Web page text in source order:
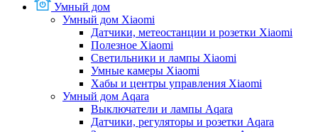
Умный дом
Умный дом Xiaomi
Датчики, метеостанции и розетки Xiaomi
Полезное Xiaomi
Светильники и лампы Xiaomi
Умные камеры Xiaomi
Хабы и центры управления Xiaomi
Умный дом Aqara
Выключатели и лампы Aqara
Датчики, регуляторы и розетки Aqara